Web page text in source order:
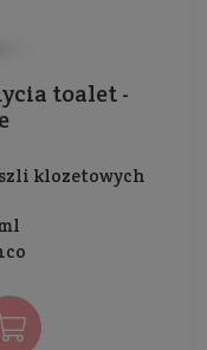
toalet -
klozetowych